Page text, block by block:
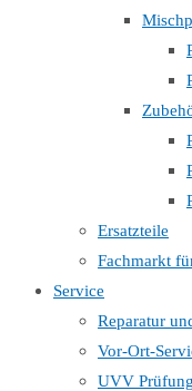
Ersatzteile
Fachmarkt
Service
Reparatur
Vor-Ort-
UVV